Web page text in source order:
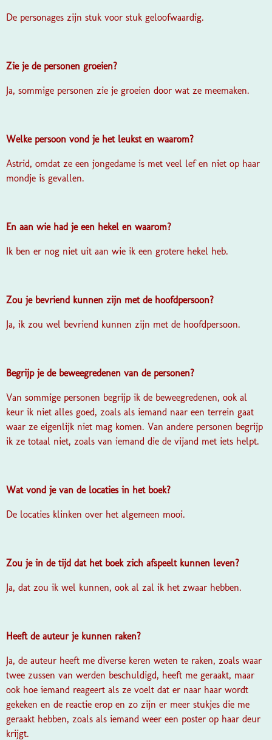
De personages zijn stuk voor stuk geloofwaardig.
Zie je de personen groeien?
Ja, sommige personen zie je groeien door wat ze meemaken.
Welke persoon vond je het leukst en waarom?
Astrid, omdat ze een jongedame is met veel lef en niet op haar
mondje is gevallen.
En aan wie had je een hekel en waarom?
Ik ben er nog niet uit aan wie ik een grotere hekel heb.
Zou je bevriend kunnen zijn met de hoofdpersoon?
Ja, ik zou wel bevriend kunnen zijn met de hoofdpersoon.
Begrijp je de beweegredenen van de personen?
Van sommige personen begrijp ik de beweegredenen, ook al
keur ik niet alles goed, zoals als iemand naar een terrein gaat
waar ze eigenlijk niet mag komen. Van andere personen begrijp
ik ze totaal niet, zoals van iemand die de vijand met iets helpt.
Wat vond je van de locaties in het boek?
De locaties klinken over het algemeen mooi.
Zou je in de tijd dat het boek zich afspeelt kunnen leven?
Ja, dat zou ik wel kunnen, ook al zal ik het zwaar hebben.
Heeft de auteur je kunnen raken?
Ja, de auteur heeft me diverse keren weten te raken, zoals waar
twee zussen van werden beschuldigd, heeft me geraakt, maar
ook hoe iemand reageert als ze voelt dat er naar haar wordt
gekeken en de reactie erop en zo zijn er meer stukjes die me
geraakt hebben, zoals als iemand weer een poster op haar deur
krijgt.